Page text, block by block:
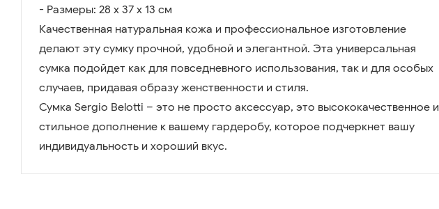
- Размеры: 28 х 37 х 13 см
Качественная натуральная кожа и профессиональное изготовление
делают эту сумку прочной, удобной и элегантной. Эта универсальная
сумка подойдет как для повседневного использования, так и для особых
случаев, придавая образу женственности и стиля.
Сумка Sergio Belotti – это не просто аксессуар, это высококачественное и
стильное дополнение к вашему гардеробу, которое подчеркнет вашу
индивидуальность и хороший вкус.